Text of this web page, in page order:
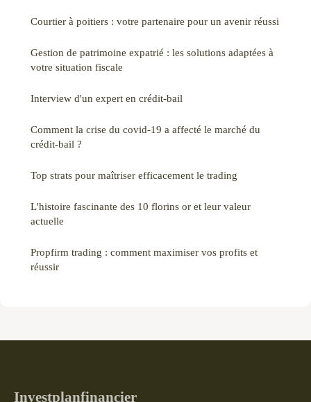
Courtier à poitiers : votre partenaire pour un avenir réussi
Gestion de patrimoine expatrié : les solutions adaptées à
votre situation fiscale
Interview d'un expert en crédit-bail
Comment la crise du covid-19 a affecté le marché du
crédit-bail ?
Top strats pour maîtriser efficacement le trading
L'histoire fascinante des 10 florins or et leur valeur
actuelle
Propfirm trading : comment maximiser vos profits et
réussir
Investplanfinancier